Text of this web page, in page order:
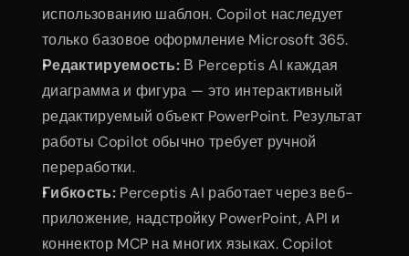
использованию шаблон. Copilot наследует
только базовое оформление Microsoft 365.
Редактируемость: В Perceptis AI каждая
диаграмма и фигура — это интерактивный
редактируемый объект PowerPoint. Результат
работы Copilot обычно требует ручной
переработки.
Гибкость: Perceptis AI работает через веб-
приложение, надстройку PowerPoint, API и
коннектор MCP на многих языках. Copilot